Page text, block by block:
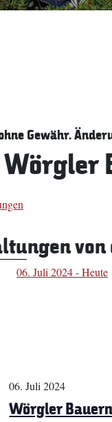
Gewähr.
06. Juli 2024 - Heute
Wörgler
06. Juli 2024